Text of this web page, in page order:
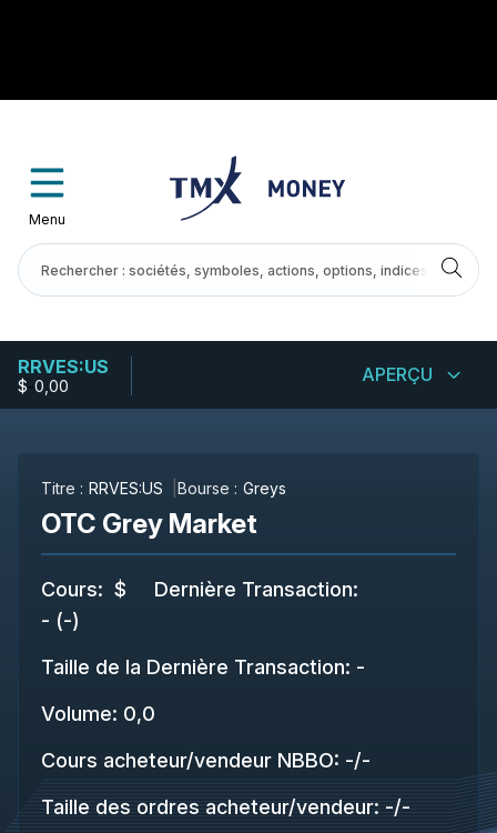
Menu
RRVES:US
$-0,00 APERÇU
Titre : RRVES:US Bourse : Greys
OTC Grey Market
Cours: $
- (-)
Dernière Transaction:
Taille de la Dernière Transaction: -
Volume: 0,0
Cours acheteur/vendeur NBBO: -/-
Taille des ordres acheteur/vendeur: -/-